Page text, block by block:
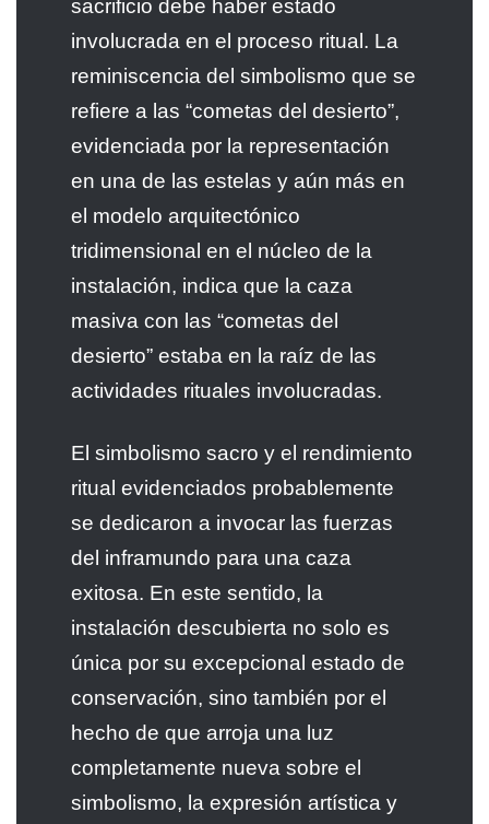
sacrificio debe haber estado
involucrada en el proceso ritual. La
reminiscencia del simbolismo que se
refiere a las “cometas del desierto”,
evidenciada por la representación
en una de las estelas y aún más en
el modelo arquitectónico
tridimensional en el núcleo de la
instalación, indica que la caza
masiva con las “cometas del
desierto” estaba en la raíz de las
actividades rituales involucradas.
El simbolismo sacro y el rendimiento
ritual evidenciados probablemente
se dedicaron a invocar las fuerzas
del inframundo para una caza
exitosa. En este sentido, la
instalación descubierta no solo es
única por su excepcional estado de
conservación, sino también por el
hecho de que arroja una luz
completamente nueva sobre el
simbolismo, la expresión artística y